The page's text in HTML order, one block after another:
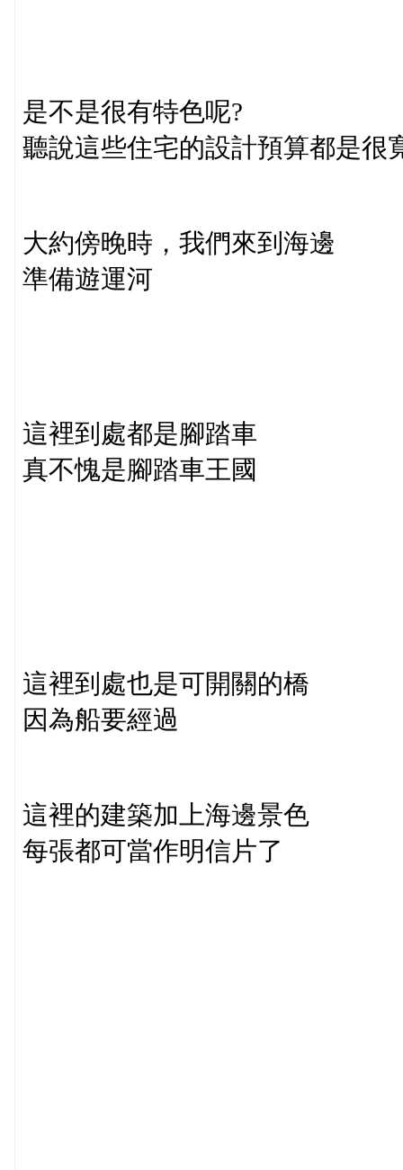
是不是很有特色呢?
聽說這些住宅的設計預算都是很
大約傍晚時，我們來到海邊
準備遊運河
這裡到處都是腳踏車
真不愧是腳踏車王國
這裡到處也是可開關的橋
因為船要經過
這裡的建築加上海邊景色
每張都可當作明信片了